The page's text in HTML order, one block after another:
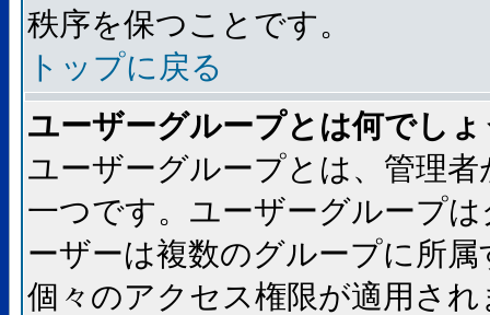
秩序を保つことです。
トップに戻る
ユーザーグループとは何でし
ユーザーグループとは、管理
一つです。ユーザーグループ
ーザーは複数のグループに所
個々のアクセス権限が適用さ